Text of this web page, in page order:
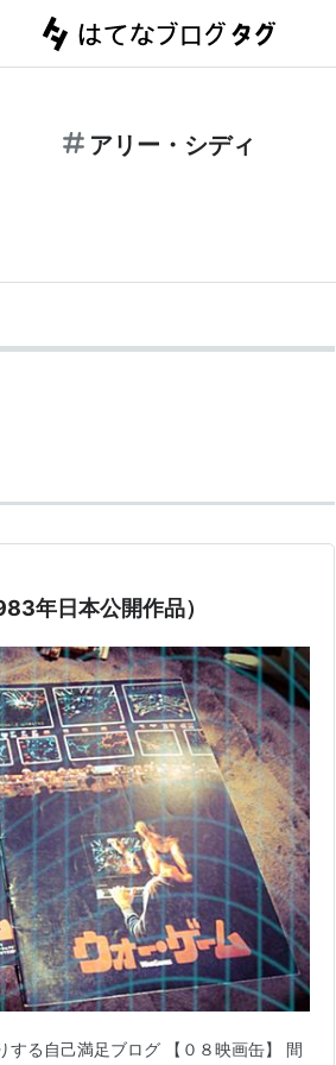
アリー・シディ
年日本公開作品）
する自己満足ブログ 【０８映画缶】 間